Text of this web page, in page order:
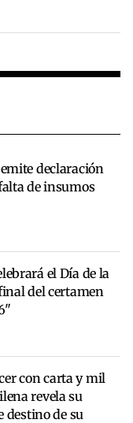
declaración
de insumos
el Día de la
del certamen
con carta y mil
revela su
destino de su